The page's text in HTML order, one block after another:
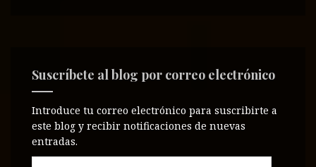
Suscríbete al blog por correo electrónico
Introduce tu correo electrónico para suscribirte a
este blog y recibir notificaciones de nuevas
entradas.